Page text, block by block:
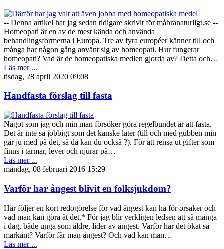
-- Denna artikel har jag sedan tidigare skrivit för måbranaturligt.se --
Homeopati är en av de mest kända och använda
behandlingsformerna i Europa. Tre av fyra européer känner till och
många har någon gång använt sig av homeopati. Hur fungerar
homeopati? Vad är de homeopatiska medlen gjorda av? Detta och…
Läs mer ...
tisdag, 28 april 2020 09:08
Handfasta förslag till fasta
Något som jag och min man försöker göra regelbundet är att fasta.
Det är inte så jobbigt som det kanske låter (till och med gubben min
går ju med på det, så då kan du också ?). För att rensa ut gifter som
finns i tarmar, lever och njurar på…
Läs mer ...
måndag, 08 februari 2016 15:29
Varför har ångest blivit en folksjukdom?
Här följer en kort redogörelse för vad ångest kan ha för orsaker och
vad man kan göra åt det.* För jag blir verkligen ledsen att så många
i dag, både unga som äldre, lider av ångest. Varför har det ökat så
markant? Varför får man ångest? Och vad kan man…
Läs mer ...